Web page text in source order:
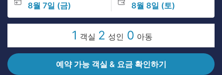
8월 7일 (금) 8월 8일 (토)
1 객실 2 성인 0 아동
예약 가능 객실 & 요금 확인하기